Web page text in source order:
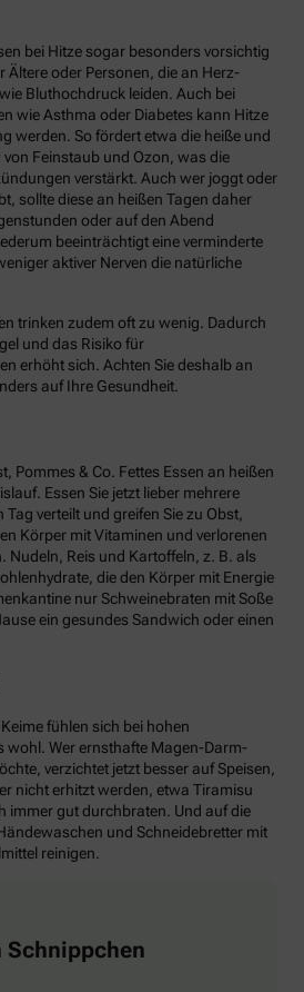
bei Hitze sogar besonders vorsichtig
Ältere oder Personen, die an Herz-
Bluthochdruck leiden. Auch bei
wie Asthma oder Diabetes kann Hitze
werden. So fördert etwa die heiße und
Feinstaub und Ozon, was die
verstärkt. Auch wer joggt oder
sollte diese an heißen Tagen daher
oder auf den Abend
beeinträchtigt eine verminderte
aktiver Nerven die natürliche
trinken zudem oft zu wenig. Dadurch
und das Risiko für
erhöht sich. Achten Sie deshalb an
auf Ihre Gesundheit.
Pommes & Co. Fettes Essen an heißen
Essen Sie jetzt lieber mehrere
verteilt und greifen Sie zu Obst,
Körper mit Vitaminen und verlorenen
Nudeln, Reis und Kartoffeln, z. B. als
die den Körper mit Energie
nur Schweinebraten mit Soße
ein gesundes Sandwich oder einen
fühlen sich bei hohen
wohl. Wer ernsthafte Magen-Darm-
verzichtet jetzt besser auf Speisen,
nicht erhitzt werden, etwa Tiramisu
immer gut durchbraten. Und auf die
und Schneidebretter mit
reinigen.
Schnippchen